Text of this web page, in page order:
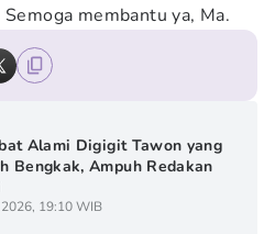
membantu ya, Ma.
Alami Digigit Tawon yang
Bengkak, Ampuh Redakan
19:10 WIB